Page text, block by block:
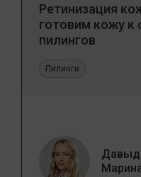
Ретинизация
готовим кожу к
пилингов
Пилинги